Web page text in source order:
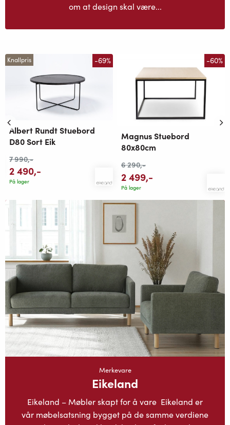
om at design skal være...
Knallpris -69%
Albert Rundt Stuebord
D80 Sort Eik
7 990,-
2 490,-
På lager
-60%
Magnus Stuebord
80x80cm
6 290,-
2 499,-
På lager
Merkevare
Eikeland
Eikeland – Møbler skapt for å vare Eikeland er
vår møbelsatsning bygget på de samme verdiene